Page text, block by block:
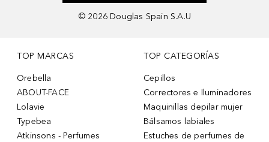
© 2026 Douglas Spain S.A.U
TOP MARCAS
Orebella
ABOUT-FACE
Lolavie
Typebea
Atkinsons - Perfumes
TOP CATEGORÍAS
Cepillos
Correctores e Iluminadores
Maquinillas depilar mujer
Bálsamos labiales
Estuches de perfumes de